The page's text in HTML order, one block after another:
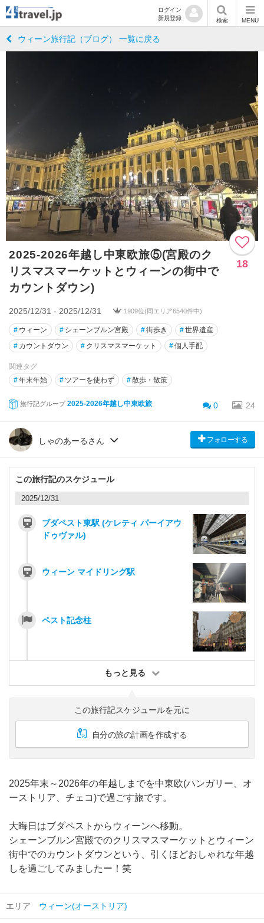
ログイン
新規登録
検索 MENU
ウィーン旅行記（ブログ） 一覧に戻る
2025-2026年越し中東欧旅⑤(宮殿のク
リスマスマーケットとウィーンの街中で
カウントダウン)
18
2025/12/31 - 2025/12/31 1909位(同エリア6540件中)
# ウィーン # シェーンブルン宮殿 #街歩き #世界遺産
# カウントダウン # クリスマスマーケット #個人手配
関連タグ
#年末年始 # ツアーを使わず #散歩・散策
旅行記グループ 2025-2026年越し中東欧旅 0 24
しゃのあーるさん フォローする
この旅行記のスケジュール
2025/12/31
ブダペスト東駅 (ケレティ パーイアウ
ドゥヴァル)
ウィーン マイドリング駅
ペスト記念柱
もっと見る
この旅行記スケジュールを元に
自分の旅の計画を作成する
2025年末～2026年の年越しまでを中東欧(ハンガリー、オ
ーストリア、チェコ)で過ごす旅です。
大晦日はブダペストからウィーンへ移動。
シェーンブルン宮殿でのクリスマスマーケットとウィーン
街中でのカウントダウンという、引くほどおしゃれな年越
しを過ごしてみましたー！笑
エリア ウィーン(オーストリア)